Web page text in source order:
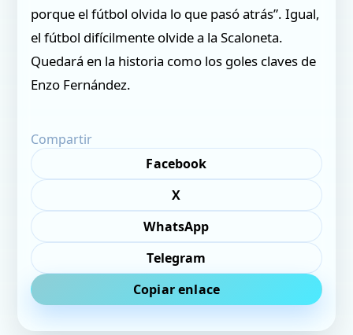
porque el fútbol olvida lo que pasó atrás”. Igual,
el fútbol difícilmente olvide a la Scaloneta.
Quedará en la historia como los goles claves de
Enzo Fernández.
Compartir
Facebook
X
WhatsApp
Telegram
Copiar enlace